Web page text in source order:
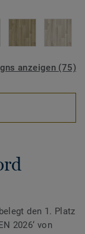
anzeigen (75)
den 1. Platz
2026‘ von